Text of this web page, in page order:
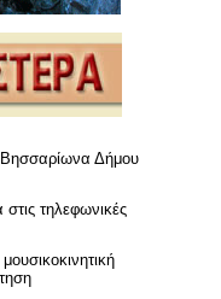
Βησσαρίωνα Δήμου
τηλεφωνικές